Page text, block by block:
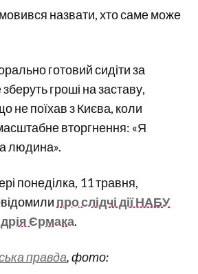
назвати, хто саме може
готовий сидіти за
гроші на заставу,
не поїхав з Києва, коли
вторгнення: «Я
людина».
понеділка, 11 травня,
про слідчі дії НАБУ
Єрмака.
правда, фото: